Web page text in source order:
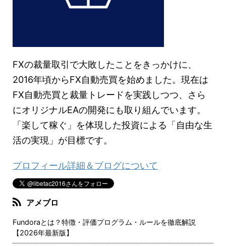
FXの裁量取引で大敗したことをきっかけに、
2016年頃からFX自動売買を始めました。現在は
FX自動売買と裁量トレードを実践しつつ、さら
にオリジナルEAの開発にも取り組んでいます。
「楽して稼ぐ」を体現した投資による「自由な生
活の実現」が目標です。
プロフィール詳細＆ブログについて
アメブロ
Fundoraとは？特徴・評価プログラム・ルールを徹底解説
【2026年最新版】